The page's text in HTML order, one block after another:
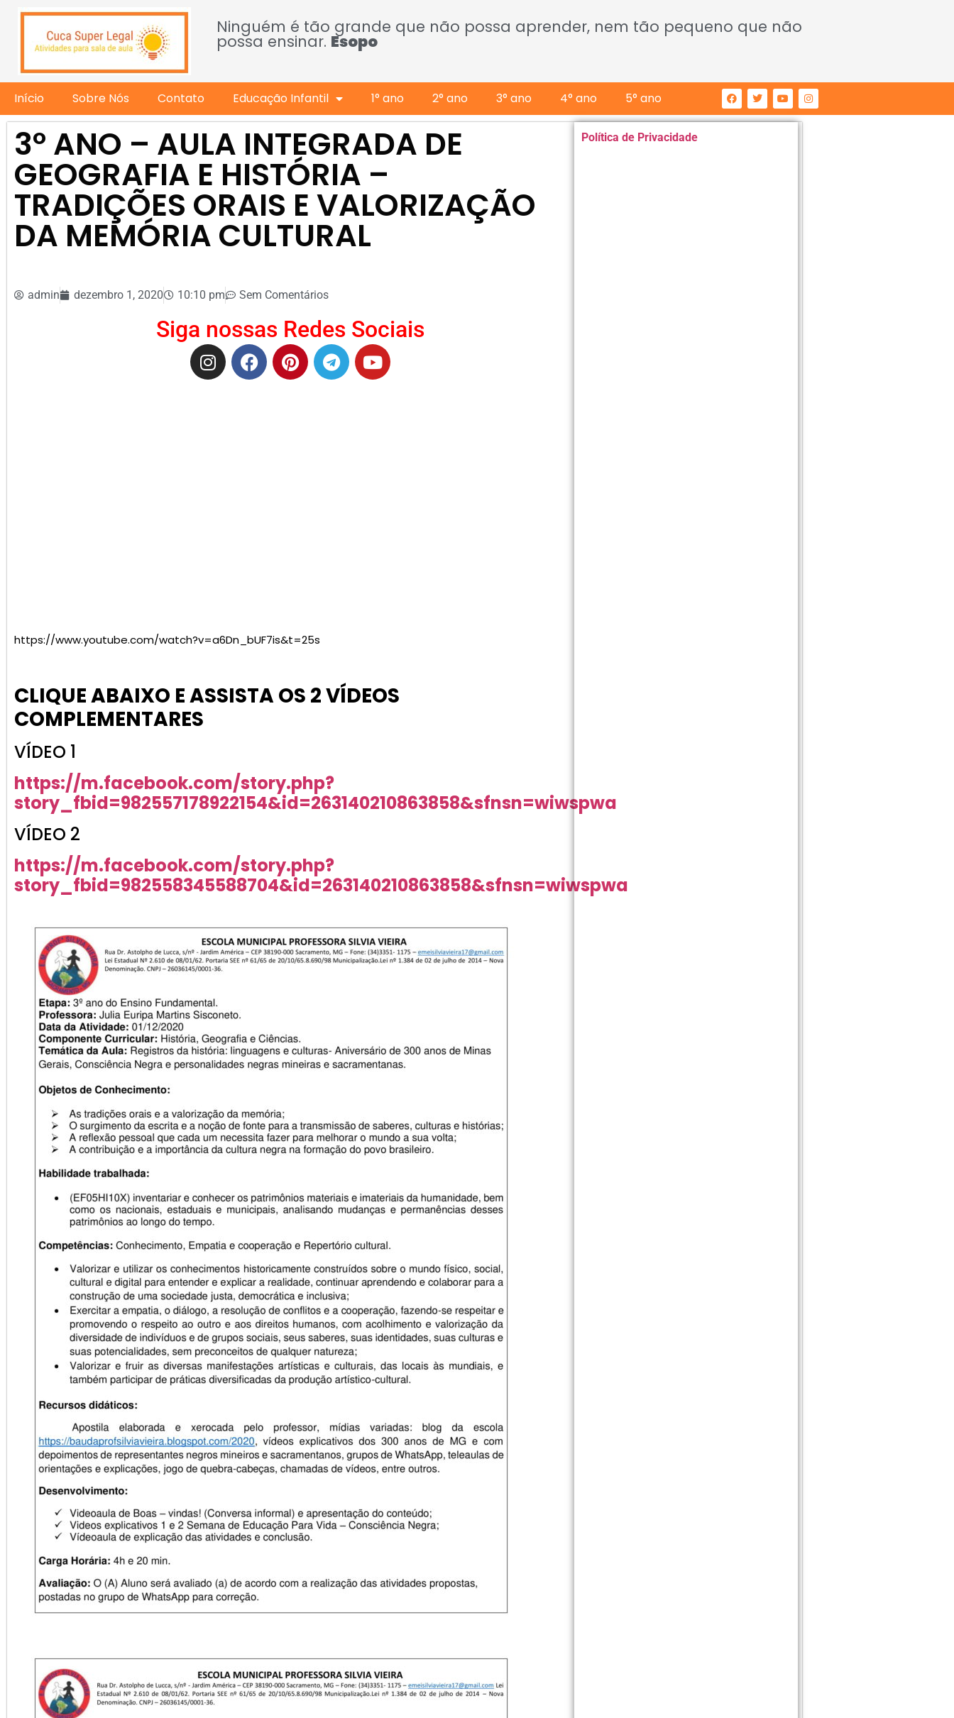
Ninguém é tão grande que não possa aprender, nem tão pequeno que não
possa ensinar. Esopo
Início Sobre Nós Contato Educação Infantil 1° ano 2° ano 3° ano 4° ano 5° ano
3º ANO – AULA INTEGRADA DE
GEOGRAFIA E HISTÓRIA –
TRADIÇÕES ORAIS E VALORIZAÇÃO
DA MEMÓRIA CULTURAL
admin dezembro 1, 2020 10:10 pm Sem Comentários
Siga nossas Redes Sociais
https://www.youtube.com/watch?v=a6Dn_bUF7is&t=25s
CLIQUE ABAIXO E ASSISTA OS 2 VÍDEOS
COMPLEMENTARES
VÍDEO 1
https://m.facebook.com/story.php?
story_fbid=982557178922154&id=263140210863858&sfnsn=wiwspwa
VÍDEO 2
https://m.facebook.com/story.php?
story_fbid=982558345588704&id=263140210863858&sfnsn=wiwspwa
Política de Privacidade